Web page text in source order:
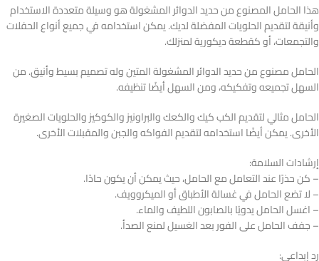
هذا الحامل المصنوع من حديد الدوائر المشغولة هو وسيلة متعددة الاستخدام
وأنيقة لتقديم الحلويات المفضلة لديك. يمكن استخدامه في جميع أنواع الحفلات
والتجمعات، أو كقطعة ديكورية لمنزلك.
الحامل مصنوع من حديد الدوائر المشغولة المتين وله تصميم بسيط وأنيق. من
السهل تجميعه وتفكيكه، ومن السهل أيضًا تنظيفه.
الحامل مثالي لتقديم الكب كيك والكعك والبراونيز والكوكيز والحلويات الصغيرة
الأخرى. يمكن أيضًا استخدامه لتقديم الفواكه والجبن والمقبلات الأخرى.
إرشادات السلامة:
– كن حذرًا عند التعامل مع الحامل، حيث يمكن أن يكون حادًا.
– لا تضع الحامل في غسالة الأطباق أو الميكروويف.
– اغسل الحامل يدويًا بالصابون اللطيف والماء.
– جفف الحامل على الفور بعد الغسيل لمنع الصدأ.
رد إبداعي: